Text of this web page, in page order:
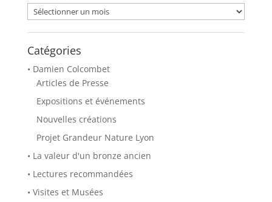
Archives
Catégories
• Damien Colcombet
Articles de Presse
Expositions et événements
Nouvelles créations
Projet Grandeur Nature Lyon
• La valeur d'un bronze ancien
• Lectures recommandées
• Visites et Musées